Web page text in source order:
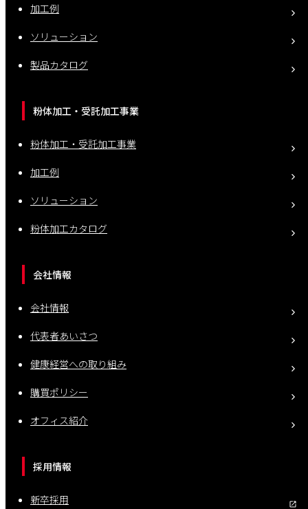
加工例
ソリューション
製品カタログ
粉体加工・受託加工事業
粉体加工・受託加工事業
加工例
ソリューション
粉体加工カタログ
会社情報
会社情報
代表者あいさつ
健康経営への取り組み
購買ポリシー
オフィス紹介
採用情報
新卒採用